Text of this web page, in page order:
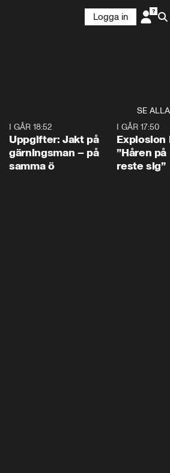
Logga in
SE ALLA
I GÅR 18:52
Uppgifter: Jakt på
gärningsman – på
samma ö
I GÅR 17:50
Explosion
”Håren
reste sig”